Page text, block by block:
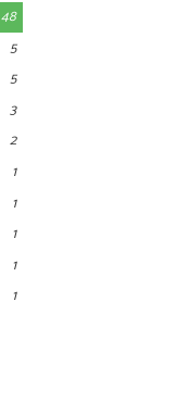
48
5
5
3
2
1
1
1
1
1